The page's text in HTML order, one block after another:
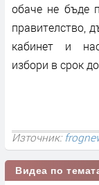
обаче не бъде
правителство,
кабинет и
избори в срок
Източник:
Видеа по